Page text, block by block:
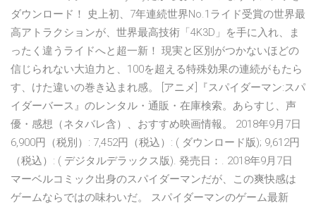
ダウンロード！ 史上初、7年連続世界No.1ライド受賞の世界最
高アトラクションが、世界最高技術「4K3D」を手に入れ、ま
ったく違うライドへと超一新！ 現実と区別がつかないほどの
信じられない大迫力と、100を超える特殊効果の連続がもたら
す、けた違いの巻き込まれ感。 [アニメ]『スパイダーマン:スパ
イダーバース』のレンタル・通販・在庫検索。あらすじ、声
優・感想（ネタバレ含）、おすすめ映画情報。 2018年9月7日
6,900円（税別）: 7,452円（税込）: ( ダウンロード版); 9,612円
（税込）: ( デジタルデラックス版). 発売日：. 2018年9月7日
マーベルコミック出身のスパイダーマンだが、この爽快感は
ゲームならではの味わいだ。 スパイダーマンのゲーム最新